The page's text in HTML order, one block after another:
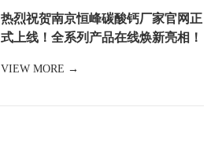
热烈祝贺南京恒峰碳酸钙厂家官网正
式上线！全系列产品在线焕新亮相！
VIEW MORE →